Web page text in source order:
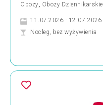
Obozy, Obozy Dziennikarskie
11.07.2026 - 12.07.2026
Nocleg, bez wyżywienia